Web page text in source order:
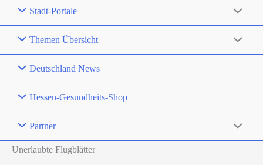
Stadt-Portale
Themen Übersicht
Deutschland News
Hessen-Gesundheits-Shop
Partner
Unerlaubte Flugblätter